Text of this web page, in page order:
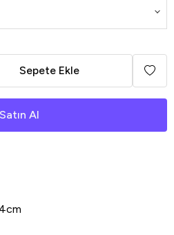
Sepete Ekle
Satın Al